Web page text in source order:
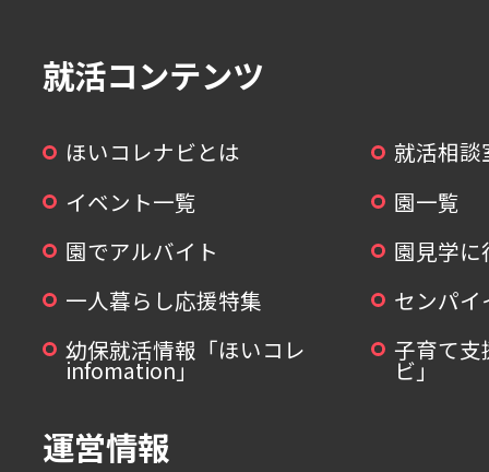
就活コンテンツ
ほいコレナビとは
就活相談
イベント一覧
園一覧
園でアルバイト
園見学
一人暮らし応援特集
センパ
幼保就活情報「ほいコレ
infomation」
子育て支
ビ」
運営情報